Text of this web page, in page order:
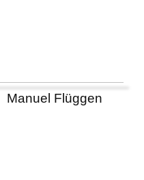
Manuel Flüggen